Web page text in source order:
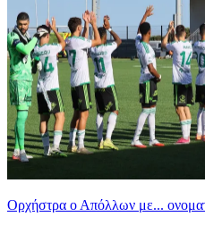
Ορχήστρα o Aπόλλων με...